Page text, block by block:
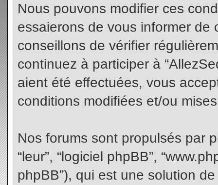
Nous pouvons modifier ces
essaierons de vous informer
conseillons de vérifier
continuez à participer à
aient été effectuées, vous
conditions modifiées et/ou
Nos forums sont propulsés par
“leur”, “logiciel phpBB”,
phpBB”), qui est une solution